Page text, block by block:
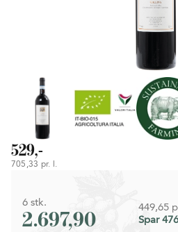
529,-
705,33 pr. l.
6 stk.
2.697,90
449,65
Spar